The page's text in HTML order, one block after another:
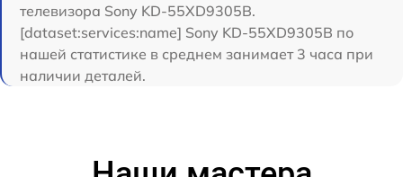
телевизора Sony KD-55XD9305B.
[dataset:services:name] Sony KD-55XD9305B по
нашей статистике в среднем занимает 3 часа при
наличии деталей.